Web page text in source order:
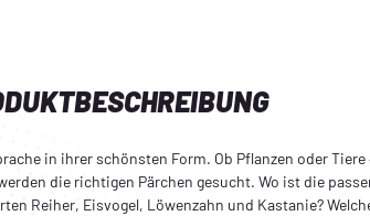
in ihrer schönsten Form. Ob Pflanzen oder Tiere
die richtigen Pärchen gesucht. Wo ist die
Reiher, Eisvogel, Löwenzahn und Kastanie?